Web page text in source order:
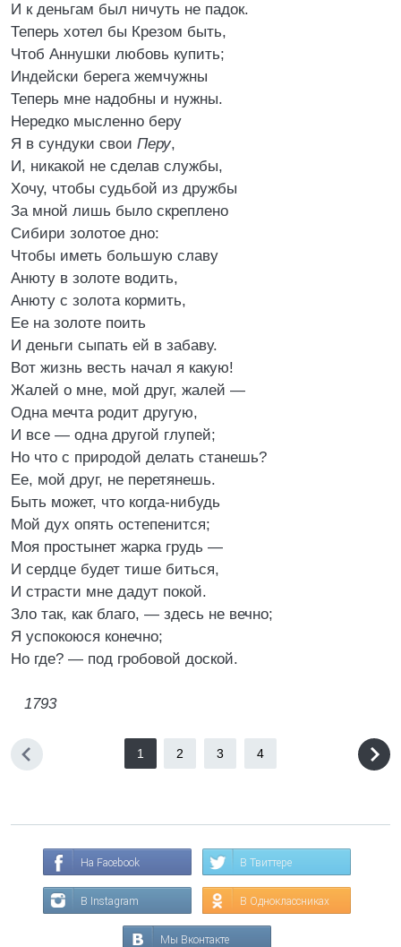
И к деньгам был ничуть не падок.
Теперь хотел бы Крезом быть,
Чтоб Аннушки любовь купить;
Индейски берега жемчужны
Теперь мне надобны и нужны.
Нередко мысленно беру
Я в сундуки свои Перу,
И, никакой не сделав службы,
Хочу, чтобы судьбой из дружбы
За мной лишь было скреплено
Сибири золотое дно:
Чтобы иметь большую славу
Анюту в золоте водить,
Анюту с золота кормить,
Ее на золоте поить
И деньги сыпать ей в забаву.
Вот жизнь весть начал я какую!
Жалей о мне, мой друг, жалей —
Одна мечта родит другую,
И все — одна другой глупей;
Но что с природой делать станешь?
Ее, мой друг, не перетянешь.
Быть может, что когда-нибудь
Мой дух опять остепенится;
Моя простынет жарка грудь —
И сердце будет тише биться,
И страсти мне дадут покой.
Зло так, как благо, — здесь не вечно;
Я успокоюся конечно;
Но где? — под гробовой доской.
1793
1 2 3 4
На Facebook В Твиттере
В Instagram В Одноклассниках
Мы Вконтакте